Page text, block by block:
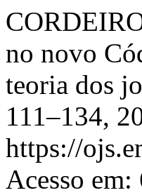
no novo
teoria dos
111–134,
https://
Acesso